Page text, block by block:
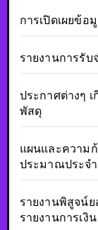
การเปิดเผยข้อ
รายงานการรับ
ประกาศต่างๆ
พัสดุ
แผนและความ
ประมาณประจ
รายงานพิสูจน์
รายงานการเงิน